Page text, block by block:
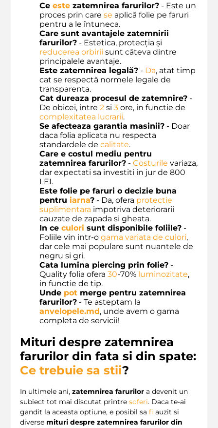
Ce este zatemnirea farurilor? - Este un
proces prin care se aplică folie pe faruri
pentru a le întuneca.
Care sunt avantajele zatemnirii
farurilor? - Estetica, protecția și
reducerea orbirii sunt câteva dintre
principalele avantaje.
Este zatemnirea legală? - Da, atat timp
cat se respectă normele legale de
transparenta.
Cat dureaza procesul de zatemnire? -
De obicei, intre 2 si 3 ore, in functie de
complexitatea lucrarii.
Se afecteaza garantia masinii? - Doar
daca folia aplicata nu respecta
standardele de calitate.
Care e costul mediu pentru
zatemnirea farurilor? - Costurile variaza,
dar expectati sa investiti in jur de 800
LEI.
Este folie pe faruri o decizie buna
pentru iarna? - Da, ofera protectie
suplimentara impotriva deteriorarii
cauzate de zapada si gheata.
In ce culori sunt disponibile foliile? -
Foliile vin intr-o gama variata de culori,
dar cele mai populare sunt nuantele de
negru si gri.
Cata lumina piercing prin folie? -
Quality folia ofera 30-70% luminozitate,
in functie de tip.
Unde pot merge pentru zatemnirea
farurilor? - Te asteptam la
anvelopele.md, unde avem o gama
completa de servicii!
Mituri despre zatemnirea
farurilor din fata si din spate:
Ce trebuie sa stii?
In ultimele ani, zatemnirea farurilor a devenit un
subiect tot mai discutat printre soferi. Daca te-ai
gandit la aceasta optiune, e posibil sa fi auzit si
diverse mituri despre zatemnirea farurilor din